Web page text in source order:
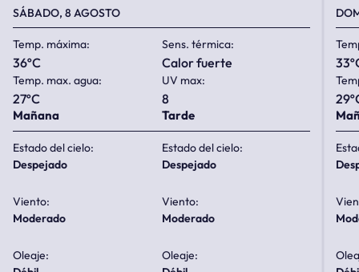
SÁBADO, 8 AGOSTO
Temp. máxima:
36ºC
Sens. térmica:
calor fuerte
Temp. max. agua:
27ºC
UV max:
8
Mañana
Estado del cielo:
despejado
Viento:
moderado
Oleaje:
Tarde
Estado del cielo:
despejado
Viento:
moderado
Oleaje: